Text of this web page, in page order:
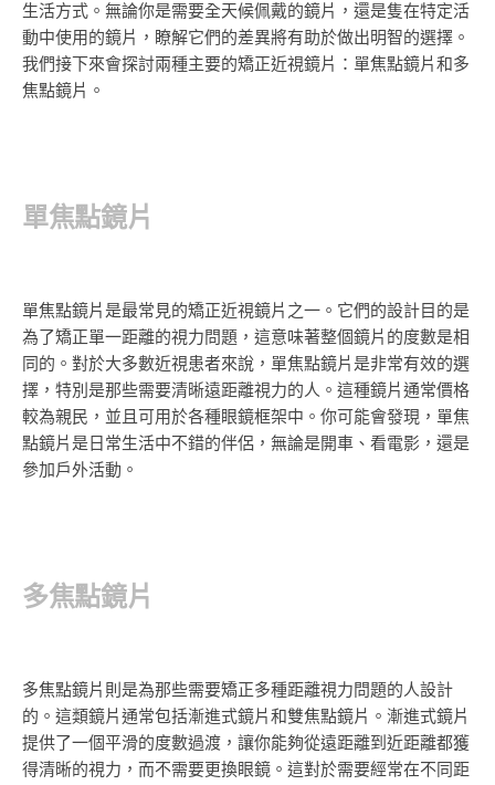
生活方式。無論你是需要全天候佩戴的鏡片，還是隻在特定活
動中使用的鏡片，瞭解它們的差異將有助於做出明智的選擇。
我們接下來會探討兩種主要的矯正近視鏡片：單焦點鏡片和多
焦點鏡片。
單焦點鏡片
單焦點鏡片是最常見的矯正近視鏡片之一。它們的設計目的是
為了矯正單一距離的視力問題，這意味著整個鏡片的度數是相
同的。對於大多數近視患者來說，單焦點鏡片是非常有效的選
擇，特別是那些需要清晰遠距離視力的人。這種鏡片通常價格
較為親民，並且可用於各種眼鏡框架中。你可能會發現，單焦
點鏡片是日常生活中不錯的伴侶，無論是開車、看電影，還是
參加戶外活動。
多焦點鏡片
多焦點鏡片則是為那些需要矯正多種距離視力問題的人設計
的。這類鏡片通常包括漸進式鏡片和雙焦點鏡片。漸進式鏡片
提供了一個平滑的度數過渡，讓你能夠從遠距離到近距離都獲
得清晰的視力，而不需要更換眼鏡。這對於需要經常在不同距